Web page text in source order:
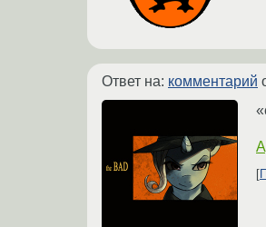
Ответ на: комментарий